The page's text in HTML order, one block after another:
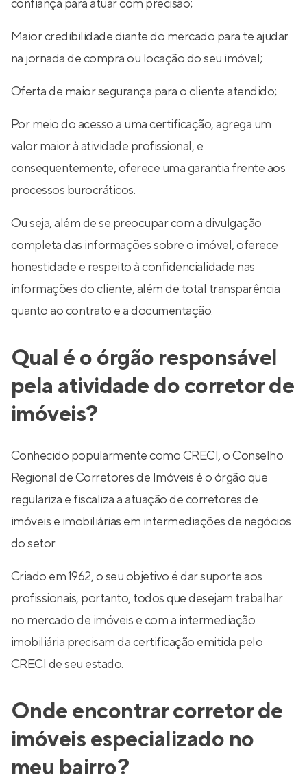
confiança para atuar com precisão;
Maior credibilidade diante do mercado para te ajudar
na jornada de compra ou locação do seu imóvel;
Oferta de maior segurança para o cliente atendido;
Por meio do acesso a uma certificação, agrega um
valor maior à atividade profissional, e
consequentemente, oferece uma garantia frente aos
processos burocráticos.
Ou seja, além de se preocupar com a divulgação
completa das informações sobre o imóvel, oferece
honestidade e respeito à confidencialidade nas
informações do cliente, além de total transparência
quanto ao contrato e a documentação.
Qual é o órgão responsável
pela atividade do corretor de
imóveis?
Conhecido popularmente como CRECI, o Conselho
Regional de Corretores de Imóveis é o órgão que
regulariza e fiscaliza a atuação de corretores de
imóveis e imobiliárias em intermediações de negócios
do setor.
Criado em 1962, o seu objetivo é dar suporte aos
profissionais, portanto, todos que desejam trabalhar
no mercado de imóveis e com a intermediação
imobiliária precisam da certificação emitida pelo
CRECI de seu estado.
Onde encontrar corretor de
imóveis especializado no
meu bairro?